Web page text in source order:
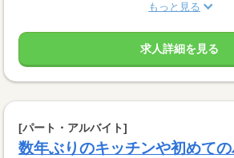
もっと見る
求人詳細を見る
[パート・アルバイト]
数年ぶりのキッチンや初めて